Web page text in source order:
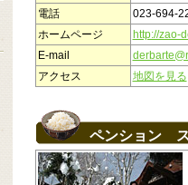
電話
023-694-
ホームページ
http://zao-
E-mail
アクセス
地図を見る
ペンション